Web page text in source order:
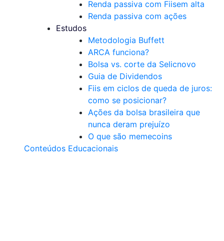
Renda passiva com Fiisem alta
Renda passiva com ações
Estudos
Metodologia Buffett
ARCA funciona?
Bolsa vs. corte da Selicnovo
Guia de Dividendos
Fiis em ciclos de queda de juros:
como se posicionar?
Ações da bolsa brasileira que
nunca deram prejuízo
O que são memecoins
Conteúdos Educacionais